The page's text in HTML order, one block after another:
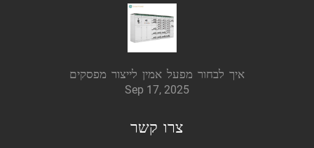
איך לבחור מפעל אמין לייצור מפסקים
Sep 17, 2025
צרו קשר